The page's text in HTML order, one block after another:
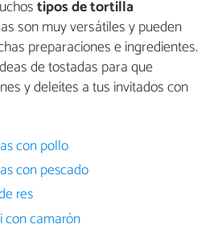
tipos de tortilla
son muy versátiles y pueden
preparaciones e ingredientes.
de tostadas para que
y deleites a tus invitados con
con pollo
con pescado
res
con camarón